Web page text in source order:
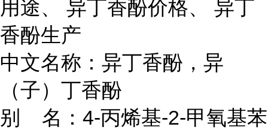
用途、 异丁香酚价格、 异丁
香酚生产
中文名称：异丁香酚，异
（子）丁香酚
别 名：4-丙烯基-2-甲氧基苯